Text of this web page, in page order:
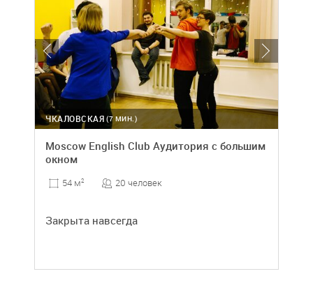
(7 МИН.)
ЧКАЛОВСКАЯ
Moscow English Club Аудитория с большим
окном
54 м2 20 человек
Закрыта навсегда